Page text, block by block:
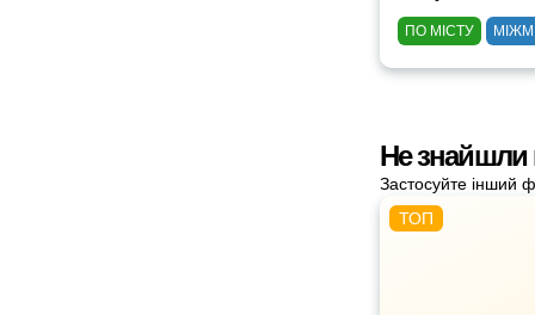
ПО МІСТУ
Не знайшли
Застосуйте інший